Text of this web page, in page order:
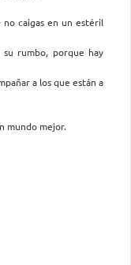
no caigas en un estéril
rumbo, porque hay
a los que están a
mundo mejor.